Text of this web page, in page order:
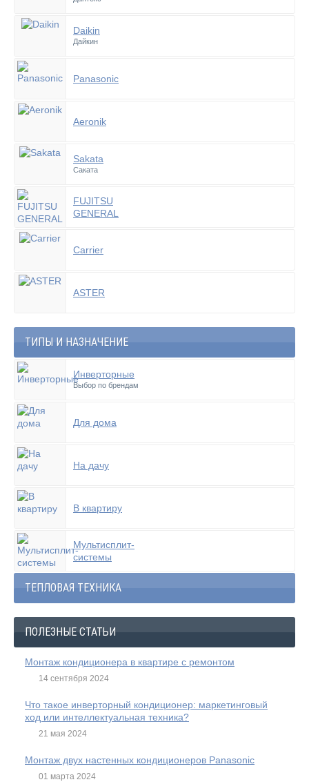
Daikin
Дайкин
Panasonic
Aeronik
Sakata
Саката
FUJITSU
GENERAL
Carrier
ASTER
ТИПЫ И НАЗНАЧЕНИЕ
Инверторные
Выбор по брендам
Для дома
На дачу
В квартиру
Мультисплит-
системы
ТЕПЛОВАЯ ТЕХНИКА
ПОЛЕЗНЫЕ СТАТЬИ
Монтаж кондиционера в квартире с ремонтом
14 сентября 2024
Что такое инверторный кондиционер: маркетинговый
ход или интеллектуальная техника?
21 мая 2024
Монтаж двух настенных кондиционеров Panasonic
01 марта 2024